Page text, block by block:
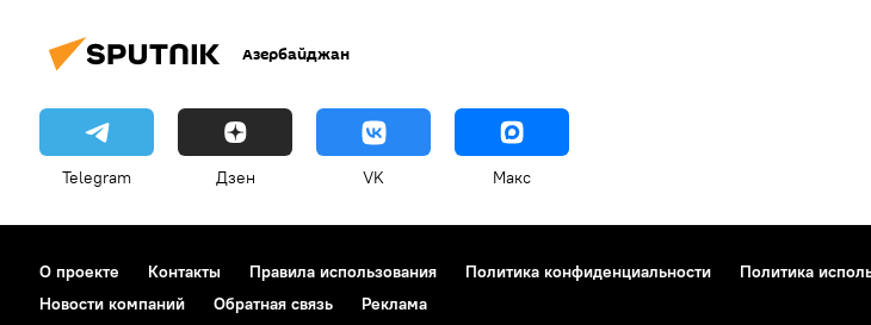
Азербайджан
Telegram Дзен VK Макс
О проекте Контакты Правила использования Политика конфиденциальности Политика
Новости компаний
Обратная связь Реклама